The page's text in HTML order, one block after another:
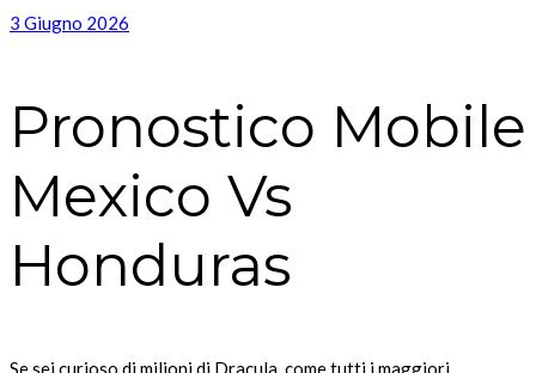
3 Giugno 2026
Pronostico Mobile
Mexico Vs
Honduras
Se sei curioso di milioni di Dracula, come tutti i maggiori